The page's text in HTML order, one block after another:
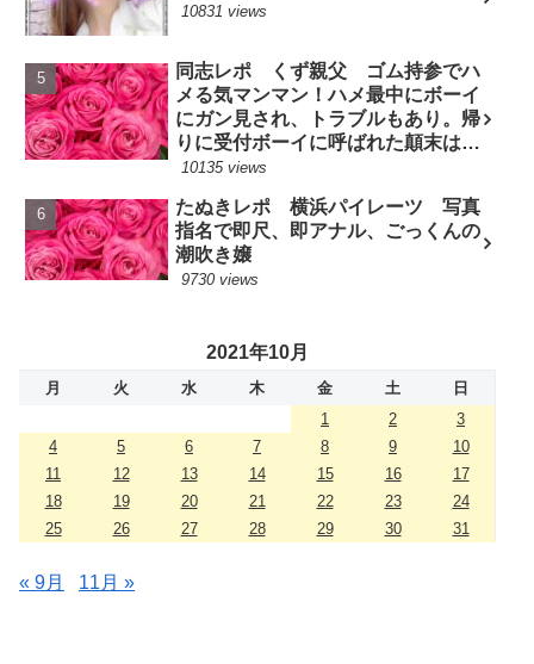
10831 views
同志レポ くず親父 ゴム持参でハ
メる気マンマン！ハメ最中にボーイ
にガン見され、トラブルもあり。帰
りに受付ボーイに呼ばれた顛末は？
(7/10現役嬢)
10135 views
たぬきレポ 横浜パイレーツ 写真
指名で即尺、即アナル、ごっくんの
潮吹き嬢
9730 views
2021年10月
月 火 水 木 金 土
日
1
2
3
4
5 6 7 8 9
10
11
12 13 14 15 16
17
18
19 20 21 22 23
24
25
26 27 28 29 30 31
« 9月 11月 »